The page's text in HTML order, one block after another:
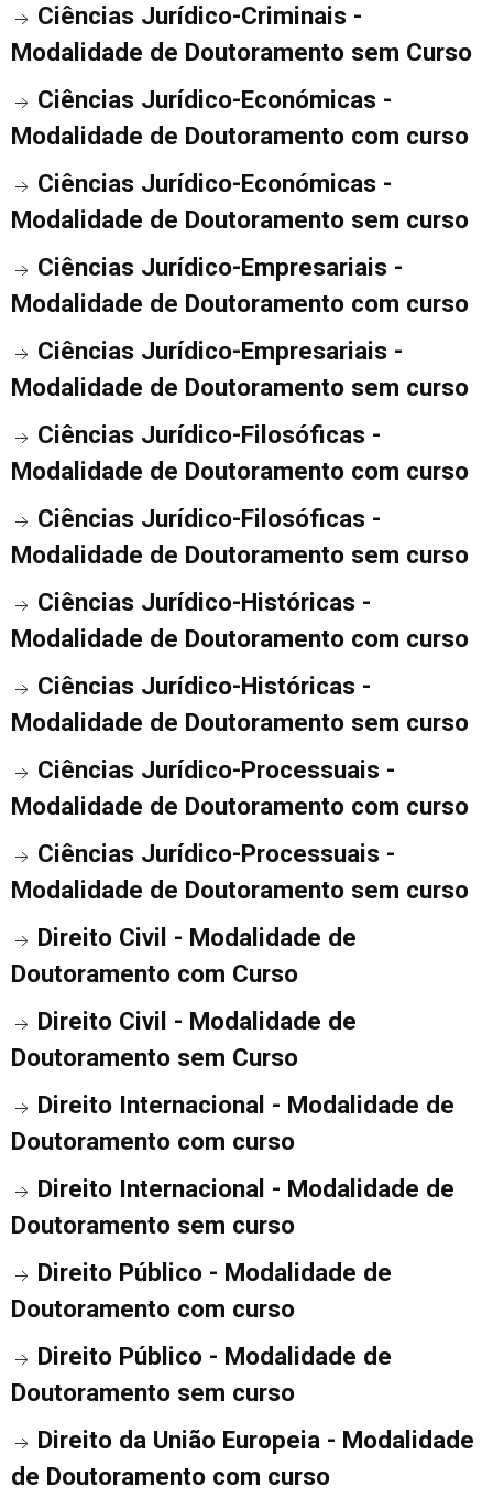
Ciências Jurídico-Criminais -
Modalidade de Doutoramento sem Curso
Ciências Jurídico-Económicas -
Modalidade de Doutoramento com curso
Ciências Jurídico-Económicas -
Modalidade de Doutoramento sem curso
Ciências Jurídico-Empresariais -
Modalidade de Doutoramento com curso
Ciências Jurídico-Empresariais -
Modalidade de Doutoramento sem curso
Ciências Jurídico-Filosóficas -
Modalidade de Doutoramento com curso
Ciências Jurídico-Filosóficas -
Modalidade de Doutoramento sem curso
Ciências Jurídico-Históricas -
Modalidade de Doutoramento com curso
Ciências Jurídico-Históricas -
Modalidade de Doutoramento sem curso
Ciências Jurídico-Processuais -
Modalidade de Doutoramento com curso
Ciências Jurídico-Processuais -
Modalidade de Doutoramento sem curso
Direito Civil - Modalidade de
Doutoramento com Curso
Direito Civil - Modalidade de
Doutoramento sem Curso
Direito Internacional - Modalidade de
Doutoramento com curso
Direito Internacional - Modalidade de
Doutoramento sem curso
Direito Público - Modalidade de
Doutoramento com curso
Direito Público - Modalidade de
Doutoramento sem curso
Direito da União Europeia - Modalidade
de Doutoramento com curso